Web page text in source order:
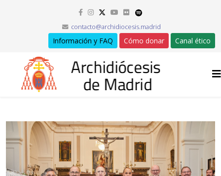
contacto@archidiocesis.madrid
Información y FAQ Cómo donar Canal ético